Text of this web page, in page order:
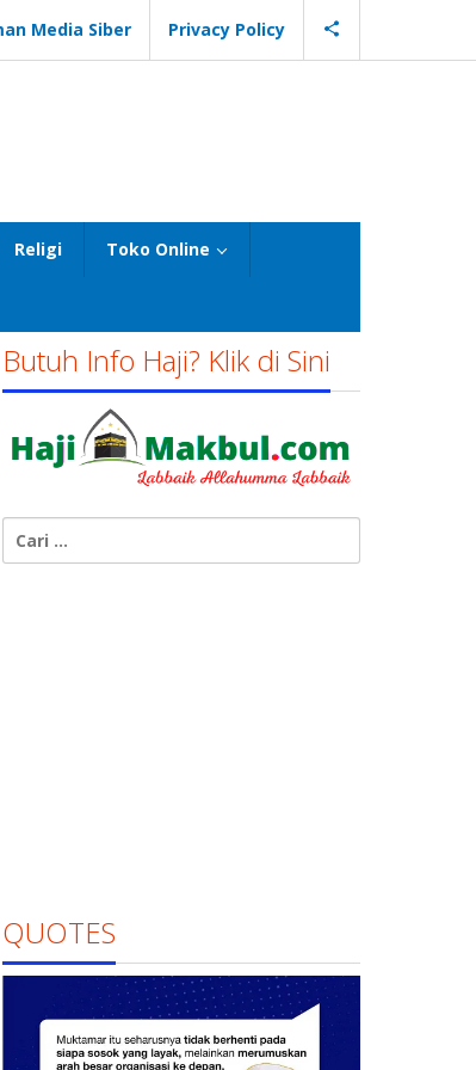
Media Siber Privacy Policy
Religi Toko Online
Butuh Info Haji? Klik di Sini
untuk:
QUOTES